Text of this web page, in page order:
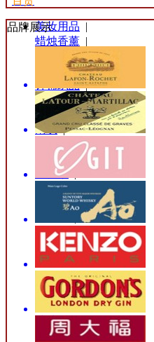
美妆用品 |
蜡烛香薰 |
|
床上用品|
针棉织品|
塑料桶|
雨伞|
雨衣 |
进口百货|
组合地毯|
置物架|
折叠凳
|
|
拖把扫把|
塑料盆|
塑料喷壶
|
塑料夹 |
收纳盒|
收纳袋|
清洁用品
|
垃圾桶|
品牌展示